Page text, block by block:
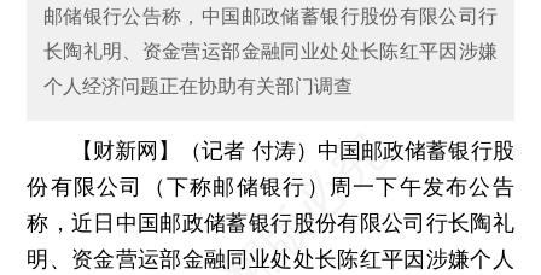
邮储银行公告称，中国邮政储蓄银行股份有限公司行
长陶礼明、资金营运部金融同业处处长陈红平因涉嫌
个人经济问题正在协助有关部门调查
【财新网】（记者 付涛） 中国邮政储蓄银行股
份有限公司（下称邮储银行）周一下午发布公告
称，近日中国邮政储蓄银行股份有限公司行长陶礼
明、资金营运部金融同业处处长陈红平因涉嫌个人